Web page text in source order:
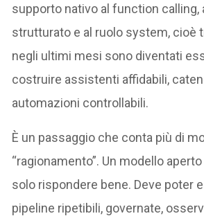
supporto nativo al function calling,
strutturato e al ruolo system, cioè
negli ultimi mesi sono diventati
costruire assistenti affidabili,
automazioni controllabili.
È un passaggio che conta più di
“ragionamento”. Un modello
solo rispondere bene. Deve poter
pipeline ripetibili, governate,